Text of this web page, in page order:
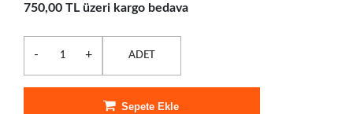
750,00 TL üzeri kargo bedava
- + ADET
Sepete Ekle